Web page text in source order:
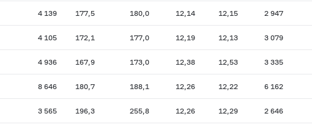
4 139 177,5 180,0 12,14 12,15 2 947
4 105 172,1 177,0 12,19 12,13 3 079
4 936 167,9 173,0 12,38 12,53 3 335
8 646 180,7 188,1 12,26 12,22 6 162
3 565 196,3 255,8 12,26 12,29 2 646